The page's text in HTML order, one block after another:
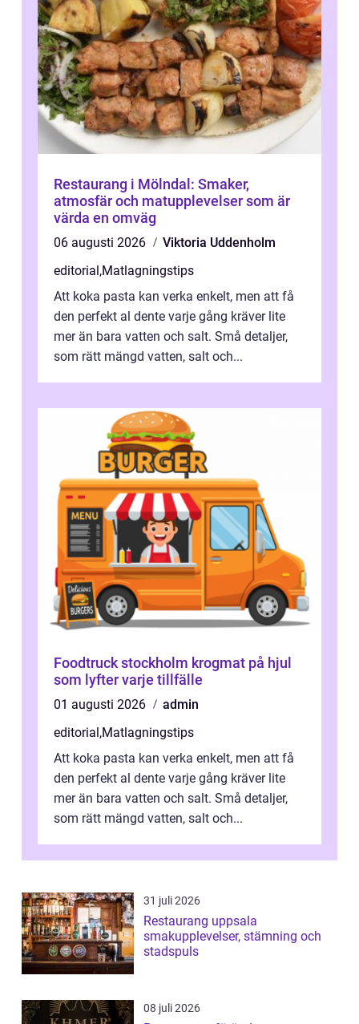
Restaurang i Mölndal: Smaker,
atmosfär och matupplevelser som är
värda en omväg
06 augusti 2026
Viktoria Uddenholm
editorial ,Matlagningstips
Att koka pasta kan verka enkelt, men att få
den perfekt al dente varje gång kräver lite
mer än bara vatten och salt. Små detaljer,
som rätt mängd vatten, salt och...
Foodtruck stockholm krogmat på hjul
som lyfter varje tillfälle
01 augusti 2026
admin
editorial ,Matlagningstips
Att koka pasta kan verka enkelt, men att få
den perfekt al dente varje gång kräver lite
mer än bara vatten och salt. Små detaljer,
som rätt mängd vatten, salt och...
31 juli 2026
Restaurang uppsala
smakupplevelser, stämning och
stadspuls
08 juli 2026